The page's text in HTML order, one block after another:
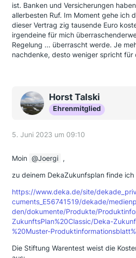
ist. Banken und Versicherungen
allerbesten Ruf. Im Moment gehe ich
dieser Vertrag zig tausende Euro
irgendeine für mich
Regelung ... überrascht werde. Je
nachdenke, desto weniger spricht für
Horst Talski
Ehrenmitglied
5. Juni 2023 um 09:10
Moin Joergi ,
zu deinem DekaZukunfsplan finde
https://www.deka.de/site/
cuments_E56741519/dekade/
den/dokumente/Produkte/
ZukunftsPlan%20Classic/Deka-
%20Muster-
Die Stiftung Warentest weist die